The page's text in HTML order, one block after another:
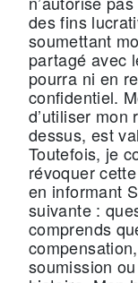
des fins
soumettant
partagé avec
pourra ni en
confidentiel.
d’utiliser
dessus, est
Toutefois, je
révoquer
en informant
suivante :
comprends
soumission